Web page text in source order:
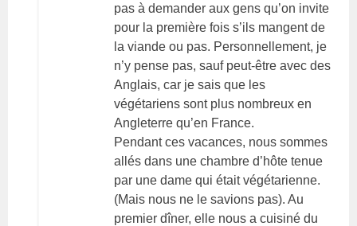
pas à demander aux gens qu’on invite
pour la première fois s’ils mangent de
la viande ou pas. Personnellement, je
n’y pense pas, sauf peut-être avec des
Anglais, car je sais que les
végétariens sont plus nombreux en
Angleterre qu’en France.
Pendant ces vacances, nous sommes
allés dans une chambre d’hôte tenue
par une dame qui était végétarienne.
(Mais nous ne le savions pas). Au
premier dîner, elle nous a cuisiné du